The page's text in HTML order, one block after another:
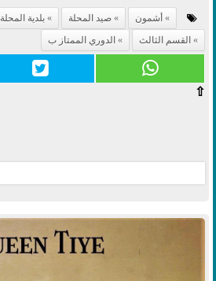
أشمون صيد المحلة بلدية المحلة
القسم الثالث
الدوري الممتاز ب
⇧